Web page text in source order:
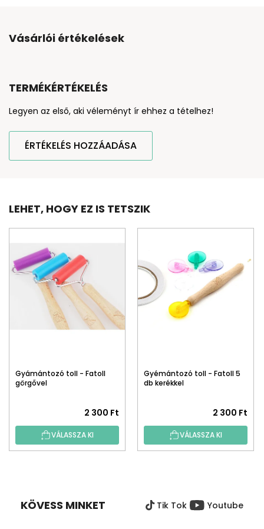
Vásárlói értékelések
TERMÉKÉRTÉKELÉS
Legyen az első, aki véleményt ír ehhez a tételhez!
ÉRTÉKELÉS HOZZÁADÁSA
LEHET, HOGY EZ IS TETSZIK
Gyámántozó toll - Fatoll
görgővel
2 300 Ft
VÁLASSZA KI
Gyémántozó toll - Fatoll 5
db kerékkel
2 300 Ft
VÁLASSZA KI
KÖVESS MINKET Tik Tok Youtube